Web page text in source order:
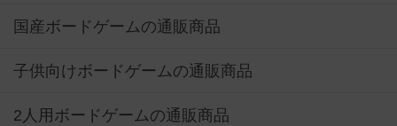
国産ボードゲームの通販商品
子供向けボードゲームの通販商品
2人用ボードゲームの通販商品